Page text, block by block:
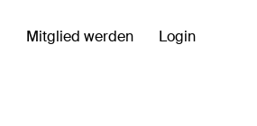
Mitglied werden Login